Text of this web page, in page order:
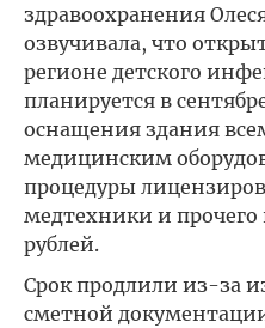
здравоохранения
озвучивала, что
регионе детского
планируется в
оснащения здания
медицинским
процедуры
медтехники и прочего
рублей.
Срок продлили из-за
сметной